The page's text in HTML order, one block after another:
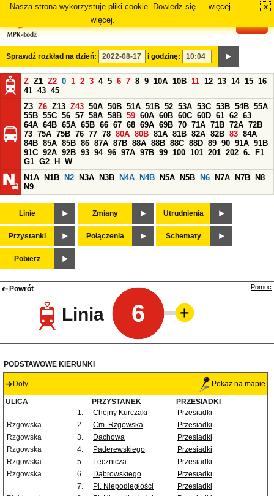
Nasza strona wykorzystuje pliki cookie. Dowiedz się
więcej.
więcej x
Sprawdź rozkład na dzień: i godzinę:
Z Z1 Z2 0 1 2 3 4 5 6 7 8 9 10A 10B 11 12 13 14 15 16
41 43 45
Z3 Z6 Z13 Z43 50A 50B 51A 51B 52 53A 53C 53B 54B 55A
55B 55C 56 57 58A 58B 59 60A 60B 60C 60D 61 62 63
64A 64B 65A 65B 66 67 68 69A 69B 70 71A 71B 72A 72B
73 75A 75B 76 77 78 80A 80B 81A 81B 82A 82B 83 84A
84B 85A 85B 86 87A 87B 88A 88B 88C 88D 89 90 91A 91B
91C 92A 92B 93 94 96 97A 97B 99 100 101 201 202 6.
F1
G1 G2 H
W
N1A
N1B N2 N3A N3B N4A N4B N5A N5B N6 N7A N7B
N8
N9
Linie Zmiany Utrudnienia
Przystanki Połączenia Schematy
Pobierz
Powrót
Linia 6
Pomoc
PODSTAWOWE KIERUNKI
Doły Pokaż na mapie
ULICA PRZYSTANEK
PRZESIADKI
1.
Chojny Kurczaki
Przesiadki
Rzgowska
2. Cm. Rzgowska
Przesiadki
Rzgowska
3. Dachowa
Przesiadki
Rzgowska
4. Paderewskiego
Przesiadki
Rzgowska
5. Lecznicza
Przesiadki
Rzgowska
6. Dąbrowskiego
Przesiadki
7.
Pl. Niepodległości
Przesiadki